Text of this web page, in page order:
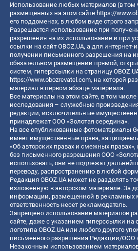
Использование любых материалов (в том
размещенных на этом сайте https://
его поддоменах, в любом виде строго
Разрешается использование при
разрешения на их использование и при
ссылки на сайт OBOZ.UA, а для интернет-
получении письменного разрешения на
обязательном размещении прямой,
систем, гиперссылки на страницу
https://www.obozrevatel.com, на которой
материал в первом абзаце материала.
Все материалы на этом сайте, в том числе
исследования – служебные
редакции, исключительные
принадлежат ООО «Золотая середина».
На все опубликованные фотоматериалы
имеет имущественные права,
«Об авторских правах и смежных
без письменного разрешения ООО
использовать, они не подлежат
переводу, распространению в любой
Редакция OBOZ.UA может не разделять
изложенную в авторском материале. За
информации, размещенной в рекламных
ответственность несет рекламодатель.
Запрещено использование материалов
сайте, даже с указанием гиперссылки на
логотипа OBOZ.UA или любого другого
письменного разрешения Редакции/ООО
Незаконным использованием материалов